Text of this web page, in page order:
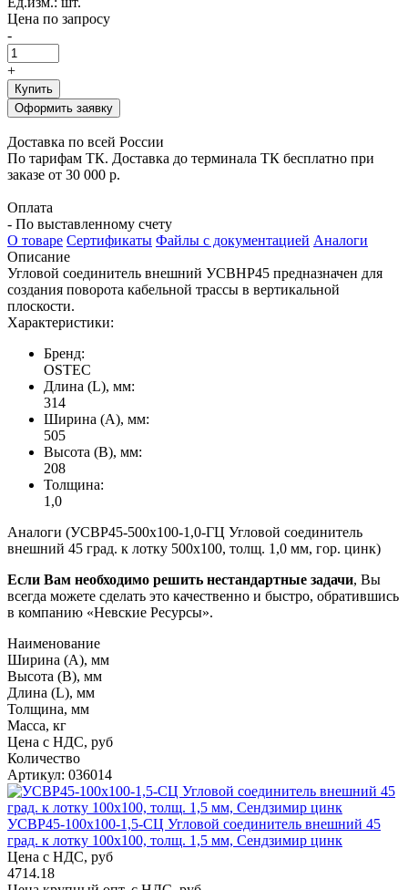
Цена по запросу
-
+
Купить
Оформить заявку
Доставка по всей России
По тарифам ТК. Доставка до терминала ТК бесплатно при
заказе от 30 000 р.
Оплата
- По выставленному счету
О товаре Сертификаты Файлы с документацией Аналоги
Описание
Угловой соединитель внешний УСВНР45 предназначен для
создания поворота кабельной трассы в вертикальной
плоскости.
Характеристики:
Бренд:
OSTEC
Длина (L), мм:
314
Ширина (А), мм:
505
Высота (В), мм:
208
Толщина:
1,0
Аналоги (УСВР45-500х100-1,0-ГЦ Угловой соединитель
внешний 45 град. к лотку 500х100, толщ. 1,0 мм, гор. цинк)
Если Вам необходимо решить нестандартные задачи, Вы
всегда можете сделать это качественно и быстро, обратившись
в компанию «Невские Ресурсы».
Наименование
Ширина (А), мм
Высота (В), мм
Длина (L), мм
Толщина, мм
Масса, кг
Цена с НДС, руб
Количество
Артикул: 036014
УСВР45-100х100-1,5-СЦ Угловой соединитель внешний 45
град. к лотку 100х100, толщ. 1,5 мм, Сендзимир цинк
Цена с НДС, руб
4714.18